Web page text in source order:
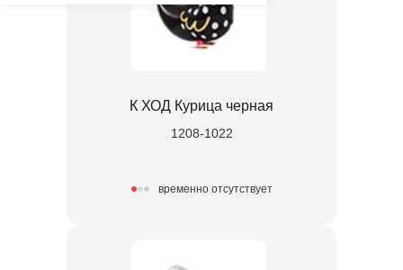
К ХОД Курица черная
1208-1022
временно отсутствует